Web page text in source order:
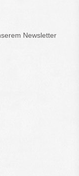
Newsletter